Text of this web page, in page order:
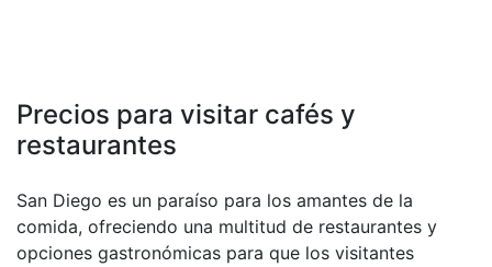
Precios para visitar cafés y
restaurantes
San Diego es un paraíso para los amantes de la
comida, ofreciendo una multitud de restaurantes y
opciones gastronómicas para que los visitantes